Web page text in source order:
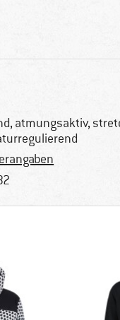
atmungsaktiv,